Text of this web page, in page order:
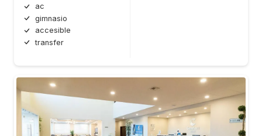
ac
gimnasio
accesible
transfer